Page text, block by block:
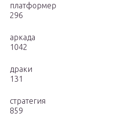
платформер
296
аркада
1042
драки
131
стратегия
859